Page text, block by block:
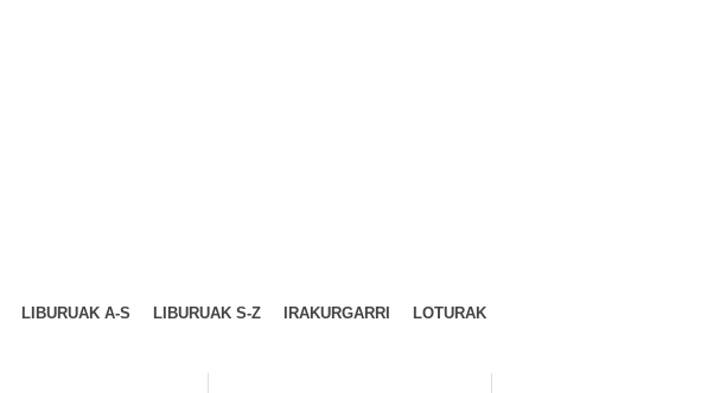
LIBURUAK A-S LIBURUAK S-Z IRAKURGARRI LOTURAK